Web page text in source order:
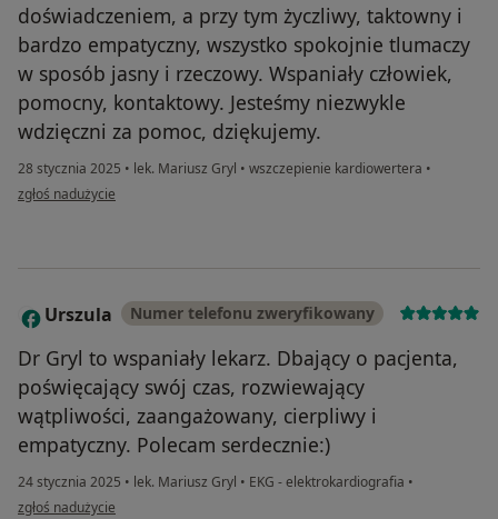
doświadczeniem, a przy tym życzliwy, taktowny i
bardzo empatyczny, wszystko spokojnie tlumaczy
w sposób jasny i rzeczowy. Wspaniały człowiek,
pomocny, kontaktowy. Jesteśmy niezwykle
wdzięczni za pomoc, dziękujemy.
28 stycznia 2025 • lek. Mariusz Gryl • wszczepienie kardiowertera •
w opinii użytkownika Joanna
zgłoś nadużycie
U Urszula Numer telefonu zweryfikowany
Dr Gryl to wspaniały lekarz. Dbający o pacjenta,
poświęcający swój czas, rozwiewający
wątpliwości, zaangażowany, cierpliwy i
empatyczny. Polecam serdecznie:)
24 stycznia 2025 • lek. Mariusz Gryl • EKG - elektrokardiografia •
w opinii użytkownika Urszula
zgłoś nadużycie